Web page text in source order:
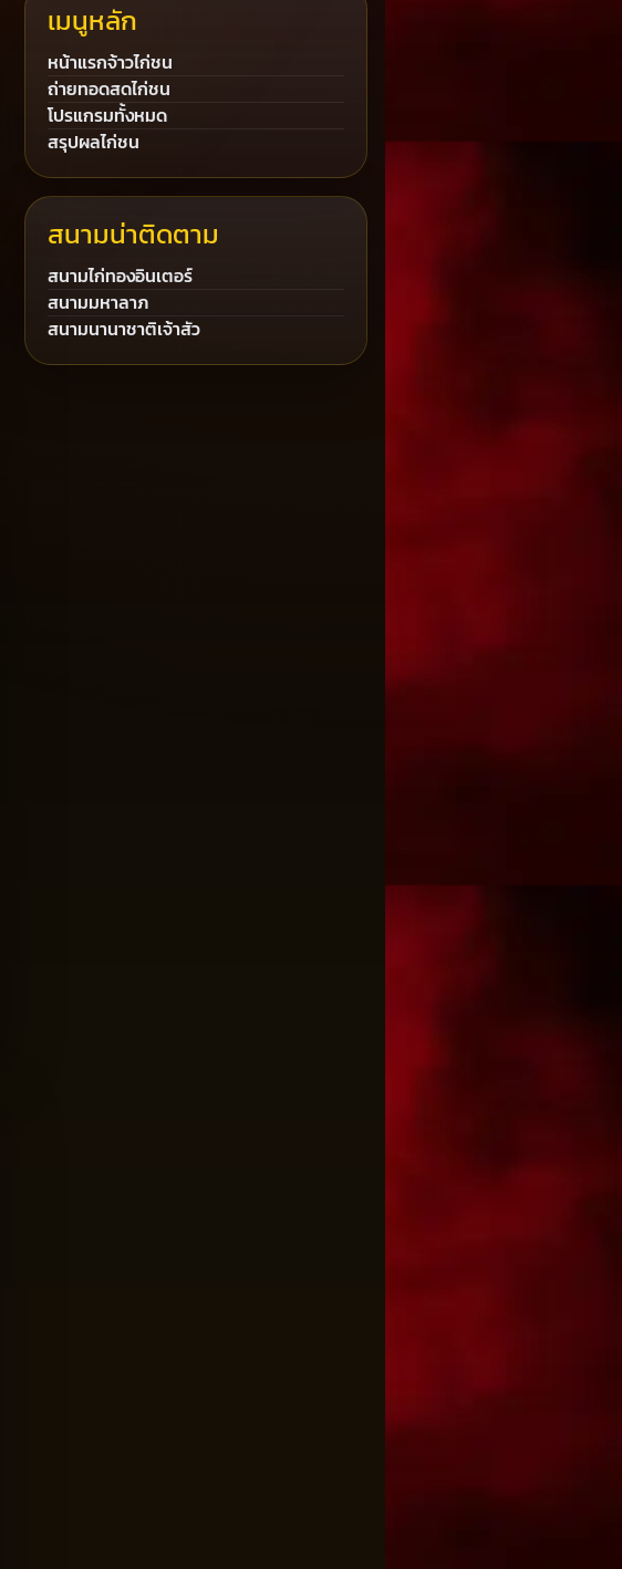
เมนูหลัก
หน้าแรกจ้าวไก่ชน
ถ่ายทอดสดไก่ชน
โปรแกรมทั้งหมด
สรุปผลไก่ชน
สนามน่าติดตาม
สนามไก่ทองอินเตอร์
สนามมหาลาภ
สนามนานาชาติเจ้าสัว